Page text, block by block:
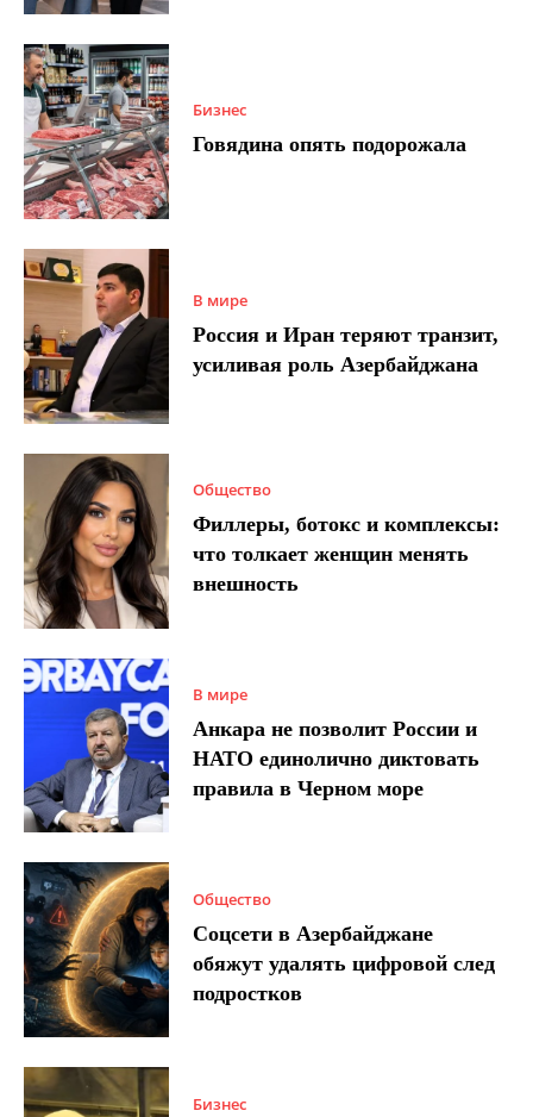
Бизнес
Говядина опять подорожала
В мире
Россия и Иран теряют транзит,
усиливая роль Азербайджана
Общество
Филлеры, ботокс и комплексы:
что толкает женщин менять
внешность
В мире
Анкара не позволит России и
НАТО единолично диктовать
правила в Черном море
Общество
Соцсети в Азербайджане
обяжут удалять цифровой след
подростков
Бизнес